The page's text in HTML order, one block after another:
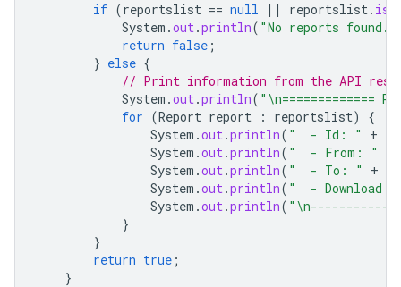
if (reportslist == null || reportslist.
System .out.println( "No reports found."
return false ;
} else {
// Print information from the API
System .out.println(
for (Report report : reportslist)
{
System .out.println( "  - Id: " +
System .out.println( "  - From: "
System .out.println( "  - To: " +
System .out.println( "  - Download
System .out.println(
}
}
return true ;
}